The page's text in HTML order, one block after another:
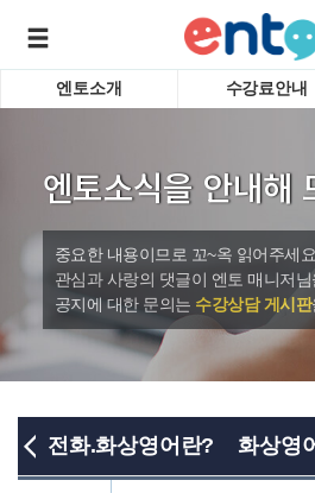
바로가기
엔토소개 수강료안내
엔토소식을 안내해
중요한 내용이므로 꼬~옥 읽어주세요.
관심과 사랑의 댓글이 엔토 매니저
공지에 대한 문의는 수강상담 게시판
전화.화상영어란? 화상영